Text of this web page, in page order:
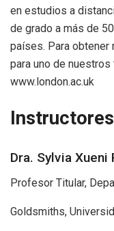
en estudios a
de grado a más de
países. Para
para uno de
www.london.ac.uk
Instructores
Dra. Sylvia Xueni
Profesor Titular,
Goldsmiths,